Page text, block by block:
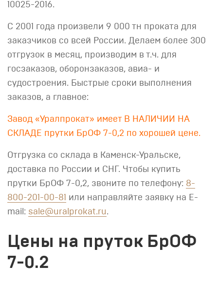
10025-2016.
С 2001 года произвели 9 000 тн проката для
заказчиков со всей России. Делаем более 300
отгрузок в месяц, производим в т.ч. для
госзаказов, оборонзаказов, авиа- и
судостроения. Быстрые сроки выполнения
заказов, а главное:
Завод «Уралпрокат» имеет В НАЛИЧИИ НА
СКЛАДЕ прутки БрОФ 7-0,2 по хорошей цене.
Отгрузка со склада в Каменск-Уральске,
доставка по России и СНГ. Чтобы купить
прутки БрОФ 7-0,2, звоните по телефону: 8-
800-201-00-81 или направляйте заявку на E-
mail: sale@uralprokat.ru.
Цены на пруток БрОФ
7-0.2